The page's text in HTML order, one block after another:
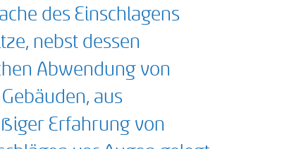
des Einschlagens
nebst dessen
Abwendung von
aus
Erfahrung von